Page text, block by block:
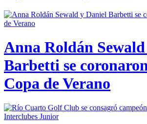
Anna Roldán
Barbetti se
Copa de Verano